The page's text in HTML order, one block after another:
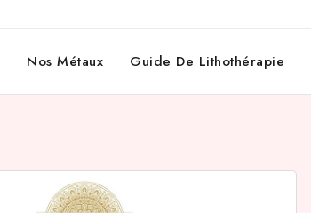
Nos Métaux Guide De Lithothérapie